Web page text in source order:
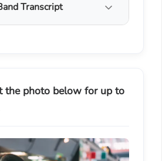
Transcript
the photo below for up to